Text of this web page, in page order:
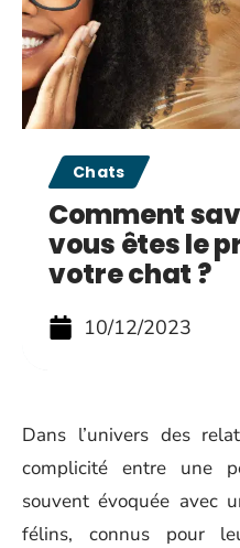
Chats
Comment
vous êtes le
votre chat ?
10/12/2023
Dans l’univers des
complicité entre une
souvent évoquée avec
félins, connus pour